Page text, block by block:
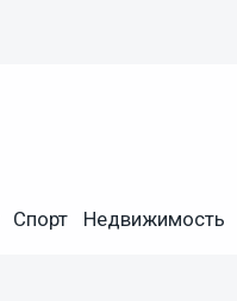
Спорт Недвижимость